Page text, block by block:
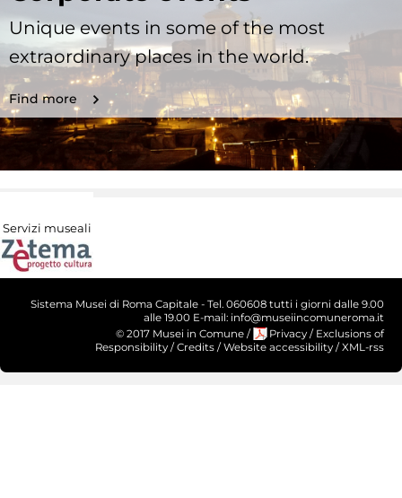
Unique events in some of the most
extraordinary places in the world.
Find more
Servizi museali
Sistema Musei di Roma Capitale - Tel. 060608 tutti i giorni dalle 9.00
alle 19.00 E-mail: info@museiincomuneroma.it
© 2017 Musei in Comune / Privacy / Exclusions of
Responsibility / Credits / Website accessibility / XML-rss